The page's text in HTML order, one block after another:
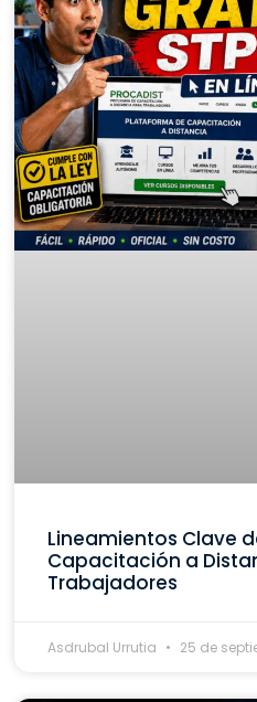
Lineamientos Clave
Capacitación a
Trabajadores
Asdrubal Urrutia 25 de